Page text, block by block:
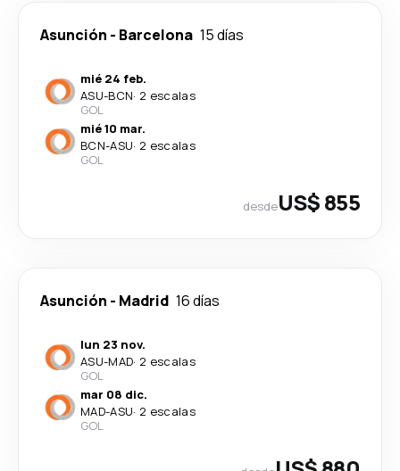
Asunción - Barcelona 15 días
mié 24 feb.
ASU-BCN· 2 escalas
GOL
mié 10 mar.
BCN-ASU· 2 escalas
GOL
desdeUS$ 855
Asunción - Madrid 16 días
lun 23 nov.
ASU-MAD· 2 escalas
GOL
mar 08 dic.
MAD-ASU· 2 escalas
GOL